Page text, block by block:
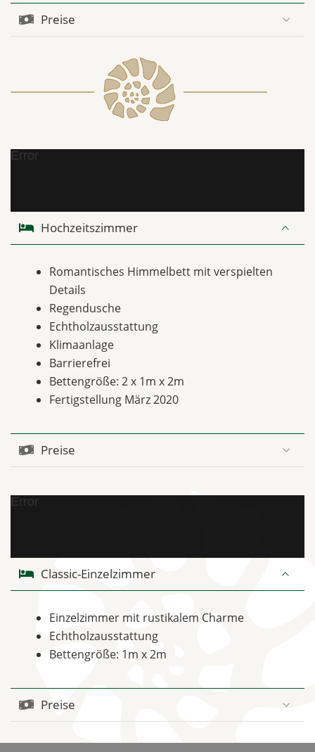
Preise
Error
Hochzeitszimmer
Romantisches Himmelbett mit verspielten
Details
Regendusche
Echtholzausstattung
Klimaanlage
Barrierefrei
Bettengröße: 2 x 1m x 2m
Fertigstellung März 2020
Preise
Error
Classic-Einzelzimmer
Einzelzimmer mit rustikalem Charme
Echtholzausstattung
Bettengröße: 1m x 2m
Preise